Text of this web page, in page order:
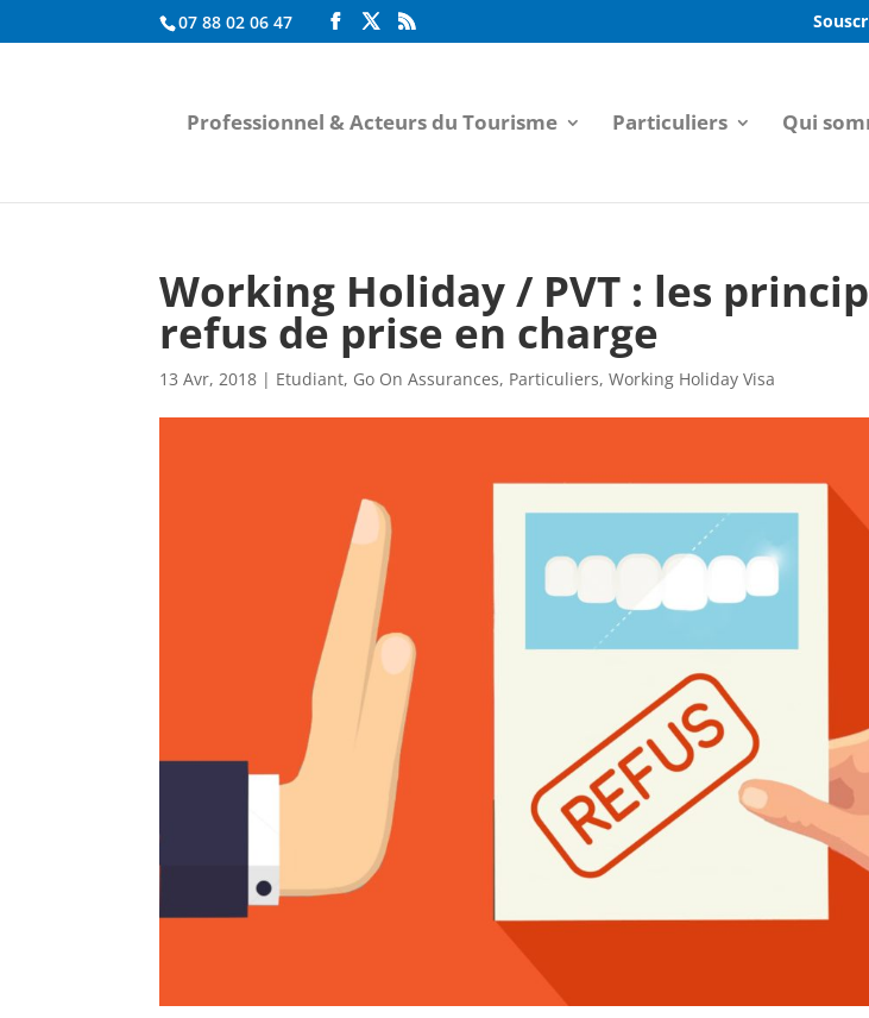
07 88 02 06 47
Professionnel & Acteurs du Tourisme Particuliers Qui
Working Holiday / PVT : les
refus de prise en charge
13 Avr, 2018 | Etudiant, Go On Assurances, Particuliers,Working Holiday Visa